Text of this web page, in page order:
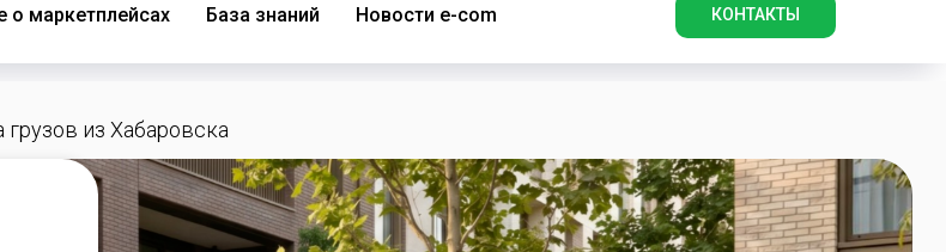
о маркетплейсах База знаний Новости e-com КОНТАКТЫ
грузов из Хабаровска